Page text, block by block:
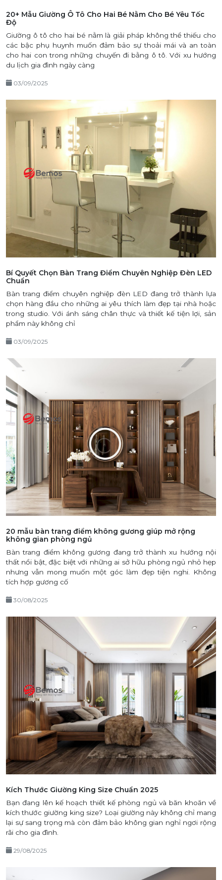
20+ Mẫu Giường Ô Tô Cho Hai Bé Nằm Cho Bé Yêu Tốc
Độ
Giường ô tô cho hai bé nằm là giải pháp không thể thiếu cho
các bậc phụ huynh muốn đảm bảo sự thoải mái và an toàn
cho hai con trong những chuyến đi bằng ô tô. Với xu hướng
du lịch gia đình ngày càng
03/09/2025
Bí Quyết Chọn Bàn Trang Điểm Chuyên Nghiệp Đèn LED
Chuẩn
Bàn trang điểm chuyên nghiệp đèn LED đang trở thành lựa
chọn hàng đầu cho những ai yêu thích làm đẹp tại nhà hoặc
trong studio. Với ánh sáng chân thực và thiết kế tiện lợi, sản
phẩm này không chỉ
03/09/2025
20 mẫu bàn trang điểm không gương giúp mở rộng
không gian phòng ngủ
Bàn trang điểm không gương đang trở thành xu hướng nội
thất nổi bật, đặc biệt với những ai sở hữu phòng ngủ nhỏ hẹp
nhưng vẫn mong muốn một góc làm đẹp tiện nghi. Không
tích hợp gương cố
30/08/2025
Kích Thước Giường King Size Chuẩn 2025
Bạn đang lên kế hoạch thiết kế phòng ngủ và băn khoăn về
kích thước giường king size? Loại giường này không chỉ mang
lại sự sang trọng mà còn đảm bảo không gian nghỉ ngơi rộng
rãi cho gia đình.
29/08/2025